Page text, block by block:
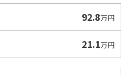
92.8万円
21.1万円